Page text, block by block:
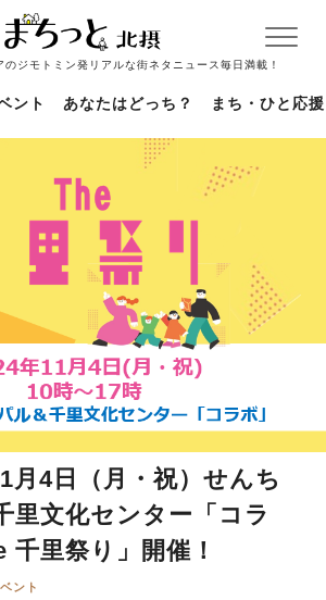
ジモトミン発リアルな街ネタニュース毎日満載！
ント あなたはどっち？ まち・ひと応援
月4日（月・祝）せんち
里文化センター「コラ
千里祭り」開催！
ント